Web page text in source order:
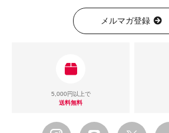
メルマガ登録
5,000円以上で
送料無料